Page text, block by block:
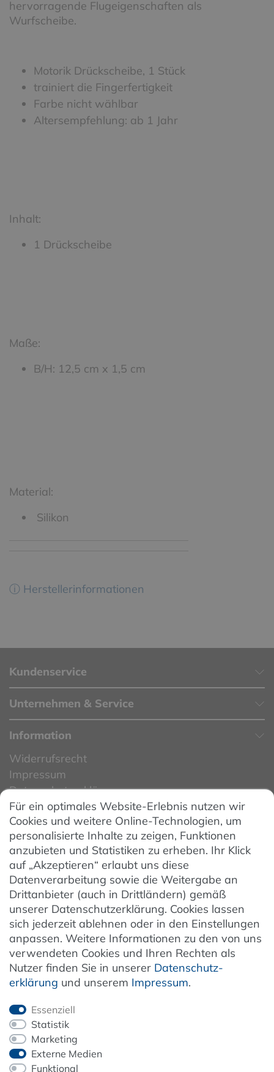
hervorragende Flugeigenschaften als
Wurfscheibe.
Motorik Drückscheibe, 1 Stück
trainiert die Fingerfertigkeit
Farbe nicht wählbar
Altersempfehlung: ab 1 Jahr
Inhalt:
1 Drückscheibe
Maße:
B/H: 12,5 cm x 1,5 cm
Material:
Silikon
ⓘ Herstellerinformationen
Kundenservice
Unternehmen & Service
Information
Widerrufsrecht
Impressum
Datenschutzerklärung
Datenschutzeinstellungen
AGB
Barrierefreiheit
Hinweise zur Batterieentsorgung
Entsorgung von Elektro-Altgeräten
Vertrag widerrufen
Newsletter
Jetzt anmelden
ZAHLUNG & VERSAND
Für ein optimales Website-Erlebnis nutzen wir
Cookies und weitere Online-Technologien, um
personalisierte Inhalte zu zeigen, Funktionen
anzubieten und Statistiken zu erheben. Ihr Klick
auf „Akzeptieren“ erlaubt uns diese
Datenverarbeitung sowie die Weitergabe an
Drittanbieter (auch in Drittländern) gemäß
unserer Datenschutzerklärung. Cookies lassen
sich jederzeit ablehnen oder in den Einstellungen
anpassen. Weitere Informationen zu den von uns
verwendeten Cookies und Ihren Rechten als
Nutzer finden Sie in unserer Daten­schutz­
erklärung und unserem Impressum.
Essenziell
Statistik
Marketing
Externe Medien
Funktional